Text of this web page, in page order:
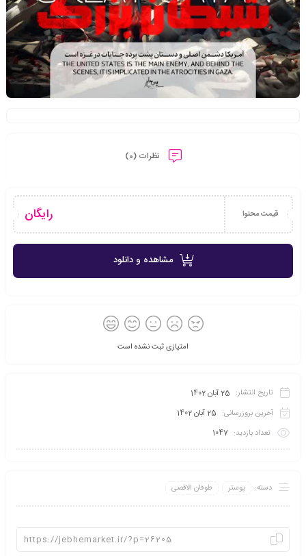
نظرات (0)
قیمت محتوا رایگان
مشاهده و دانلود
امتیازی ثبت نشده است
تاریخ انتشار: 25 آبان 1402
آخرین بروزرسانی: 25 آبان 1402
تعداد بازدید: 1047
دسته: پوستر طوفان الاقصی